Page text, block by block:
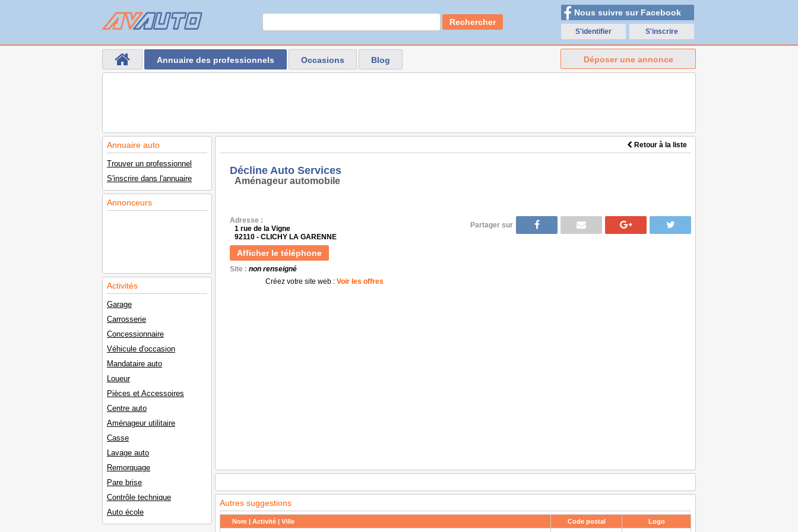
Rechercher
Nous suivre sur Facebook
S'identifier S'inscrire
Annuaire des professionnels Occasions Blog Déposer une annonce
Annuaire auto
Trouver un professionnel
S'inscrire dans l'annuaire
Annonceurs
Activités
Garage
Carrosserie
Concessionnaire
Véhicule d'occasion
Mandataire auto
Loueur
Pièces et Accessoires
Centre auto
Aménageur utilitaire
Casse
Lavage auto
Remorquage
Pare brise
Contrôle technique
Auto école
Retour à la liste
Décline Auto Services
Aménageur automobile
Adresse :
1 rue de la Vigne
92110 - CLICHY LA GARENNE
Afficher le téléphone
Site : non renseigné
Créez votre site web : Voir les offres
Partager sur
Autres suggestions
Nom | Activité | Ville Code postal Logo